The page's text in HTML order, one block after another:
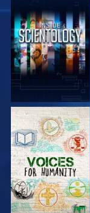
SERIE
ENTDECKEN